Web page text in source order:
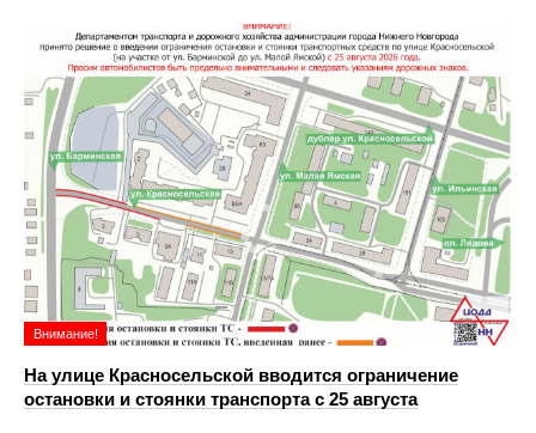
Внимание!
На улице Красносельской вводится ограничение
остановки и стоянки транспорта с 25 августа